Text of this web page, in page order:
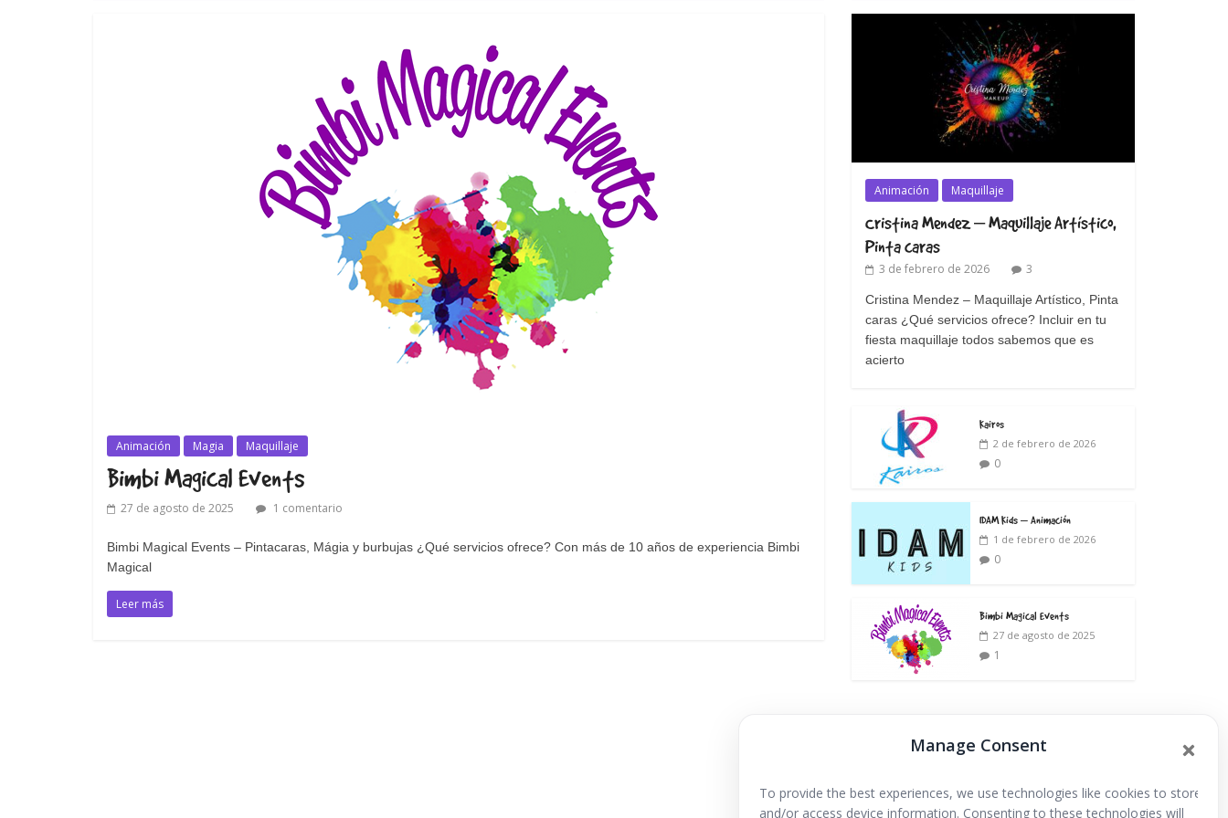
Manage Consent
To provide the best experiences, we use technologies like cookies to store
and/or access device information. Consenting to these technologies will
Animación Magia Maquillaje
Bimbi Magical Events
27 de agosto de 2025 1 comentario
Bimbi Magical Events – Pintacaras, Mágia y burbujas ¿Qué servicios ofrece? Con más de 10 años de experiencia Bimbi
Magical
Leer más
Animación Maquillaje
Cristina Mendez – Maquillaje Artístico,
Pinta caras
3 de febrero de 2026 3
Cristina Mendez – Maquillaje Artístico, Pinta
caras ¿Qué servicios ofrece? Incluir en tu
fiesta maquillaje todos sabemos que es
acierto
Kairos
2 de febrero de 2026
0
IDAM Kids – Animación
1 de febrero de 2026
0
Bimbi Magical Events
27 de agosto de 2025
1